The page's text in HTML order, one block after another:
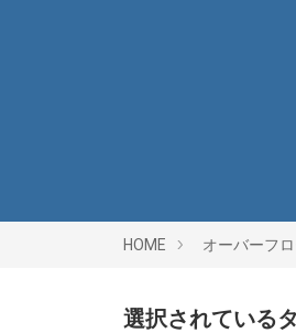
HOME オーバーフ
選択されている